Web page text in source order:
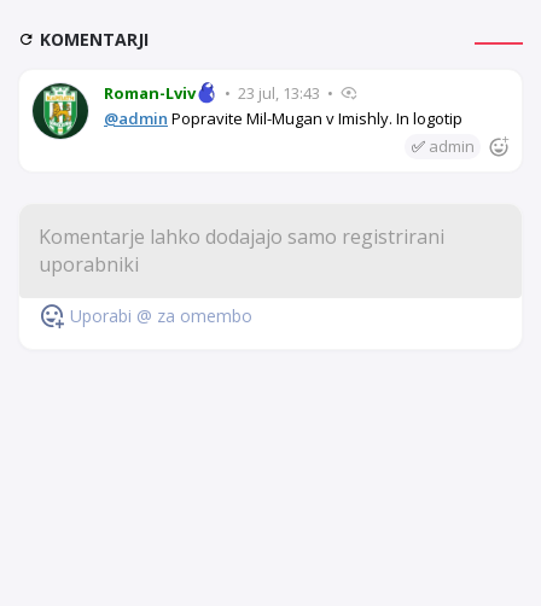
KOMENTARJI
Roman-Lviv • 23 jul, 13:43 •
@admin Popravite Mil-Mugan v Imishly. In logotip
✅ admin
Uporabi @ za omembo